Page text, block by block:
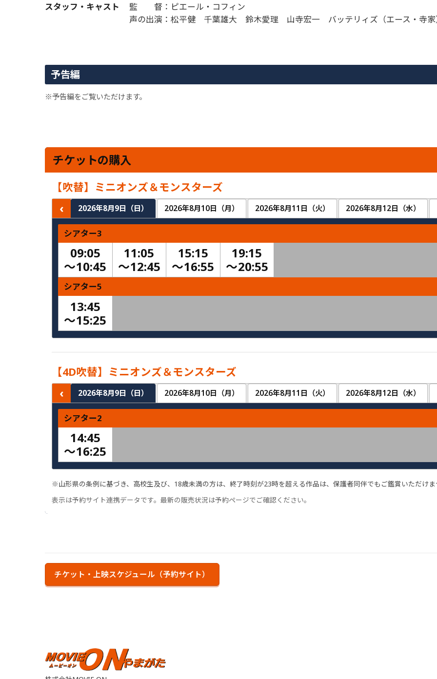
スタッフ・キャスト
監 督：ピエール・コフィン
声の出演：松平健 千葉雄大 鈴木愛理 山寺宏一 バッテリィズ（エース・寺
予告編
※予告編をご覧いただけます。
チケットの購入
【吹替】ミニオンズ＆モンスターズ
‹ 2026年8月9日（日） 2026年8月10日（月） 2026年8月11日（火） 2026年8月12日（水）
シアター3
09:05
〜10:45
11:05
〜12:45
15:15
〜16:55
19:15
〜20:55
シアター5
13:45
〜15:25
【4D吹替】ミニオンズ＆モンスターズ
‹ 2026年8月9日（日） 2026年8月10日（月） 2026年8月11日（火） 2026年8月12日（水）
シアター2
14:45
〜16:25
※山形県の条例に基づき、高校生及び、18歳未満の方は、終了時刻が23時を超える作品は、保護者同伴でもご鑑賞いただけ
表示は予約サイト連携データです。最新の販売状況は予約ページでご確認ください。
チケット・上映スケジュール（予約サイト）